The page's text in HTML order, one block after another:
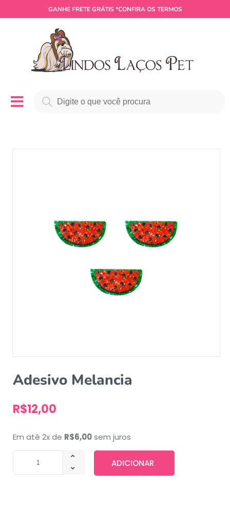
GANHE FRETE GRÁTIS *CONFIRA OS TERMOS
Adesivo Melancia
R$12,00
Em até 2x de R$6,00sem juros
ADICIONAR